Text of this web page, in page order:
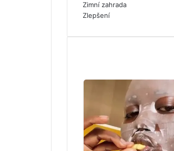
Zimní zahrada
Zlepšení